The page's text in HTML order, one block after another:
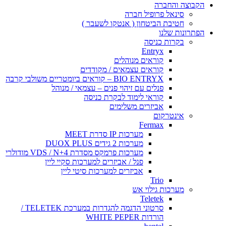
הקבוצה והחברה
סינאל פרופיל חברה
חטיבת הביטחון ( אנטקו לשעבר )
הפתרונות שלנו
בקרות כניסה
Entryx
קוראים מנוהלים
קוראים עצמאים / מקודדים
BIO ENTRYX – קוראים ביומטריים משולבי קרבה
פנלים עם זיהוי פנים – עצמאי / מנוהל
קוראי לימוד לבקרת כניסה
אביזרים משלימים
אינטרקום
Fermax
מערכות IP סדרת MEET
מערכות 2 גידים DUOX PLUS
מערכות פרמקס מסדרת VDS / N+4 מודולרי
פנל / אביזרים למערכות סקיי ליין
אביזרים למערכות סיטי ליין
Trio
מערכות גילוי אש
Teletek
סרטוני הדגמה להגדרות במערכת TELETEK /
הורדות WHITE PEPER